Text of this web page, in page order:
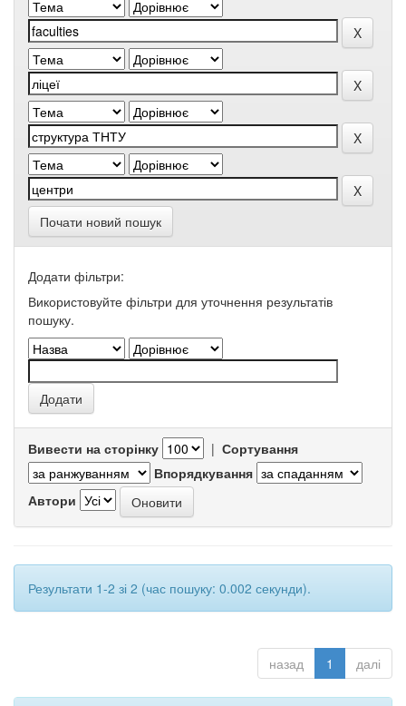
Почати новий пошук
Додати фільтри:
Використовуйте фільтри для уточнення результатів
пошуку.
Вивести на сторінку | Сортування
Впорядкування
Автори
Результати 1-2 зі 2 (час пошуку: 0.002 секунди).
назад 1 далі